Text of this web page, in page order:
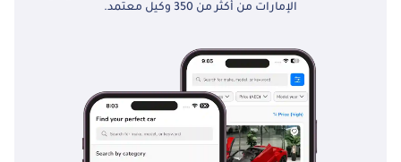
الإمارات من أكثر من 350 وكيل معتمد.